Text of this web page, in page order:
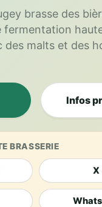
brasse des
fermentation
des malts et des
Infos
BRASSERIE
X